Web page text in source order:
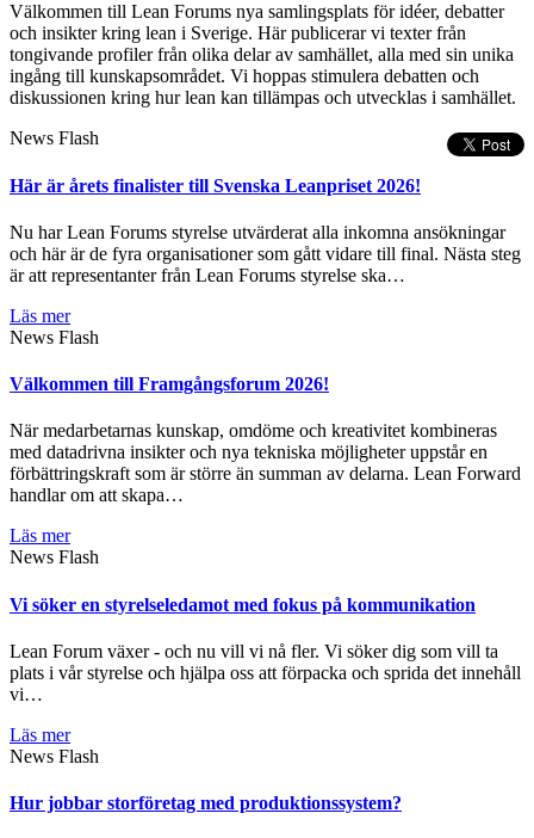
Välkommen till Lean Forums nya samlingsplats för idéer, debatter
och insikter kring lean i Sverige. Här publicerar vi texter från
tongivande profiler från olika delar av samhället, alla med sin unika
ingång till kunskapsområdet. Vi hoppas stimulera debatten och
diskussionen kring hur lean kan tillämpas och utvecklas i samhället.
News Flash
Här är årets finalister till Svenska Leanpriset 2026!
Nu har Lean Forums styrelse utvärderat alla inkomna ansökningar
och här är de fyra organisationer som gått vidare till final. Nästa steg
är att representanter från Lean Forums styrelse ska…
Läs mer
News Flash
Välkommen till Framgångsforum 2026!
När medarbetarnas kunskap, omdöme och kreativitet kombineras
med datadrivna insikter och nya tekniska möjligheter uppstår en
förbättringskraft som är större än summan av delarna. Lean Forward
handlar om att skapa…
Läs mer
News Flash
Vi söker en styrelseledamot med fokus på kommunikation
Lean Forum växer - och nu vill vi nå fler. Vi söker dig som vill ta
plats i vår styrelse och hjälpa oss att förpacka och sprida det innehåll
vi…
Läs mer
News Flash
Hur jobbar storföretag med produktionssystem?